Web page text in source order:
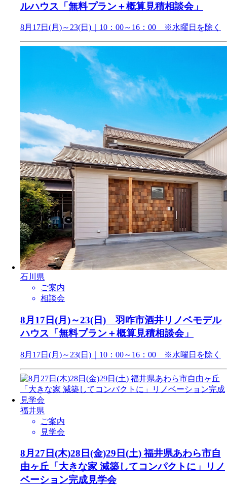
ルハウス「無料プラン＋概算見積相談会」
8月17日(月)～23(日)｜10：00～16：00 ※水曜日を除く
石川県
ご案内
相談会
8月17日(月)～23(日) 羽咋市酒井リノベモデル
ハウス「無料プラン＋概算見積相談会」
8月17日(月)～23(日)｜10：00～16：00 ※水曜日を除く
福井県
ご案内
見学会
8月27日(木)28日(金)29日(土) 福井県あわら市自
由ヶ丘「大きな家 減築してコンパクトに」リノ
ベーション完成見学会